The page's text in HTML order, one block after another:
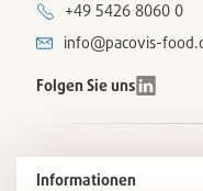
+49 5426 8060 0
info@pacovis-
Folgen Sie uns
Informationen